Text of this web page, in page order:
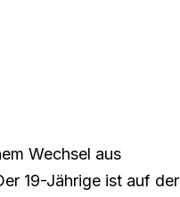
Wechsel aus
19-Jährige ist auf der